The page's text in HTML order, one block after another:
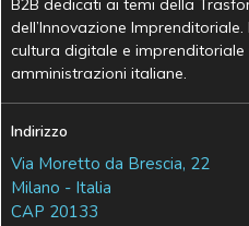
B2B dedicati ai temi della
dell’Innovazione
cultura digitale e imprenditoriale
amministrazioni italiane.
Indirizzo
Via Moretto da Brescia, 22
Milano - Italia
CAP 20133